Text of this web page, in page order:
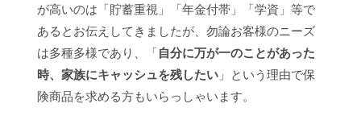
が高いのは「貯蓄重視」「年金付帯」「学資」等で
あるとお伝えしてきましたが、勿論お客様のニーズ
は多種多様であり、「自分に万が一のことがあった
時、家族にキャッシュを残したい 」という理由で保
険商品を求める方もいらっしゃいます。